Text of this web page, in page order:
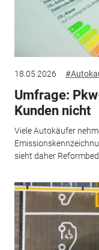
18.05.2026
Umfrage:
Kunden nicht
Viele Autokäufer
sieht daher